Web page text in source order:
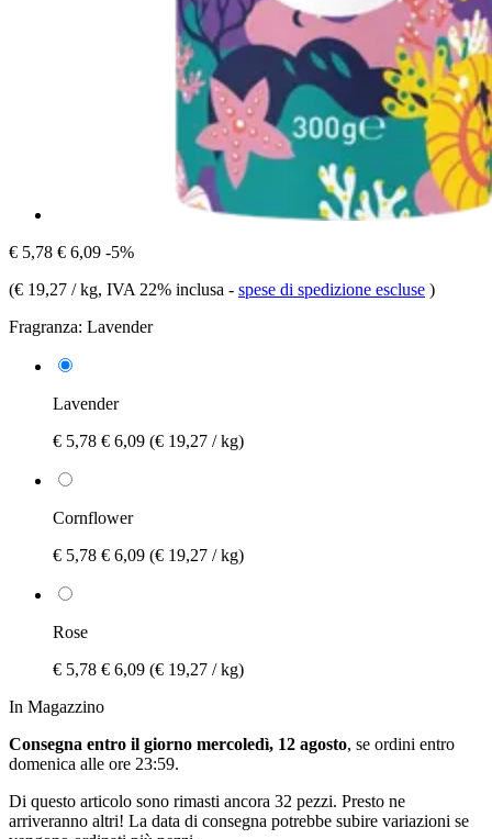
€ 5,78 € 6,09 -5%
(€ 19,27 / kg, IVA 22% inclusa - spese di spedizione escluse )
Fragranza: Lavender
Lavender
€ 5,78 € 6,09 (€ 19,27 / kg)
Cornflower
€ 5,78 € 6,09 (€ 19,27 / kg)
Rose
€ 5,78 € 6,09 (€ 19,27 / kg)
In Magazzino
Consegna entro il giorno mercoledì, 12 agosto, se ordini entro
domenica alle ore 23:59.
Di questo articolo sono rimasti ancora 32 pezzi. Presto ne
arriveranno altri! La data di consegna potrebbe subire variazioni se